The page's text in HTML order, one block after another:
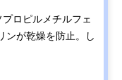
ロピルメチルフェ
ンが乾燥を防止。し